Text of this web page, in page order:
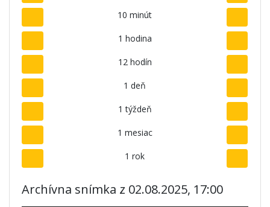
10 minút
1 hodina
12 hodín
1 deň
1 týždeň
1 mesiac
1 rok
Archívna snímka z 02.08.2025, 17:00